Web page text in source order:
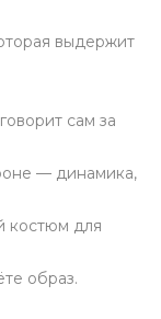
выдержит
сам за
— динамика,
костюм для
образ.